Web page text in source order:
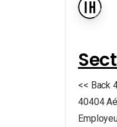
<< Back
40404